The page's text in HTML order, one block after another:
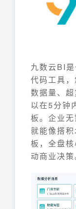
九数云BI
代码工具
数据量、
以在5分钟
板。企业无
就能像搭
板，全盘
动商业决策